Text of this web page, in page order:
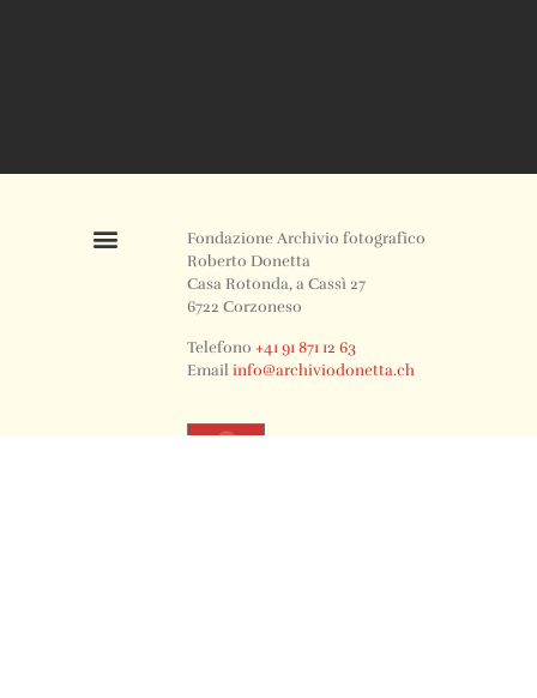
Fondazione Archivio fotografico
Roberto Donetta
Casa Rotonda, a Cassì 27
6722 Corzoneso
Telefono+41 91 871 12 63
Emailinfo@archiviodonetta.ch
0